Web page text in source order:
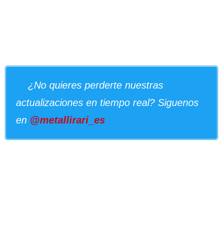
¿No quieres perderte nuestras
actualizaciones en tiempo real? Siguenos
en @metallirari_es